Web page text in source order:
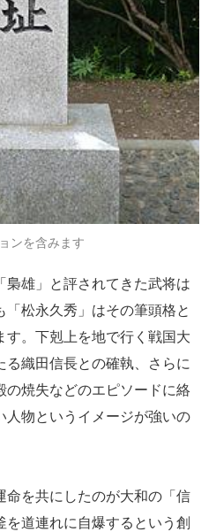
ンを含みます
雄」と評されてきた武将は
松永久秀」はその筆頭格と
す。下剋上を地で行く戦国大
る織田信長との確執、さらに
の焼失などのエピソードに絡
人物というイメージが強いの
を共にしたのが大和の「信
道連れに自爆するという創